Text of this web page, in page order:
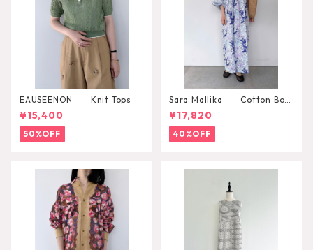
EAUSEENON Knit Tops
¥15,400
50%OFF
Sara Mallika Cotton Boh
emian Flower Print Dress
¥17,820
40%OFF